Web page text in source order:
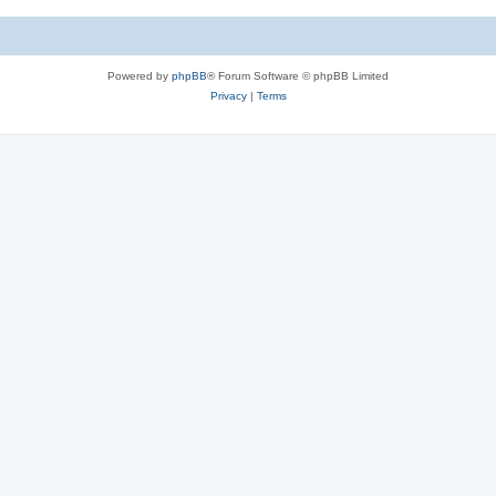
Powered by phpBB® Forum Software © phpBB Limited
Privacy| Terms